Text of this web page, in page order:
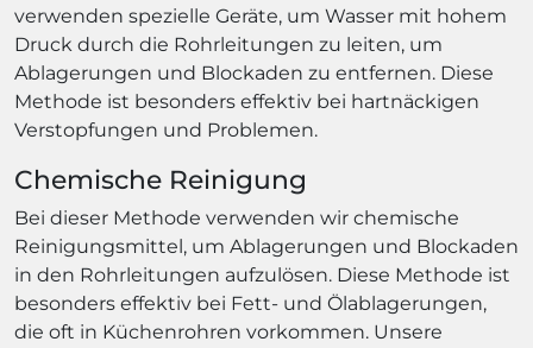
verwenden spezielle Geräte, um Wasser mit hohem
Druck durch die Rohrleitungen zu leiten, um
Ablagerungen und Blockaden zu entfernen. Diese
Methode ist besonders effektiv bei hartnäckigen
Verstopfungen und Problemen.
Chemische Reinigung
Bei dieser Methode verwenden wir chemische
Reinigungsmittel, um Ablagerungen und Blockaden
in den Rohrleitungen aufzulösen. Diese Methode ist
besonders effektiv bei Fett- und Ölablagerungen,
die oft in Küchenrohren vorkommen. Unsere